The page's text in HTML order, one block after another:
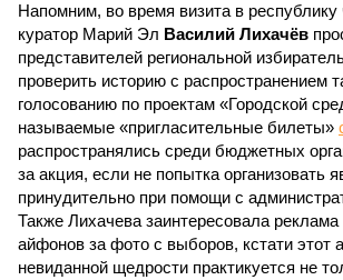
Напомним, во время визита в
куратор Марий Эл Василий Лихачёв
представителей региональной
проверить историю с распространением
голосованию по проектам «Городской
называемые «пригласительные билеты»
распространялись среди бюджетных
за акция, если не попытка организовать
принудительно при помощи с
Также Лихачева заинтересовала
айфонов за фото с выборов, кстати этот
невиданной щедрости практикуется не